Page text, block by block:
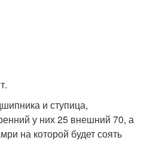
и ступица,
у них 25 внешний 70, а
на которой будет соять